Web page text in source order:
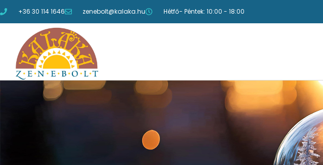
+36 30 114 1646 zenebolt@kalaka.hu Hétfő- Péntek: 10:00 - 18:00